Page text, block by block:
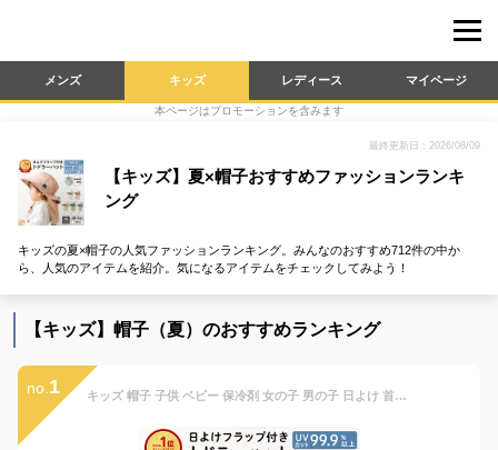
メンズ キッズ レディース マイページ
本ページはプロモーションを含みます
最終更新日：2026/08/09
【キッズ】夏×帽子おすすめファッションランキ
ング
キッズの夏×帽子の人気ファッションランキング。みんなのおすすめ712件の中か
ら、人気のアイテムを紹介。気になるアイテムをチェックしてみよう！
【キッズ】帽子（夏）のおすすめランキング
no. 1 キッズ 帽子 子供 ベビー 保冷剤 女の子 男の子 日よけ 首の後ろ ハット メッシュ おしゃれ 50cm 48cm 54cm UVカット99.9% 熱中症対策 撥水 収納袋一体型 日よけフラップ付き トドラーハット Viaggio+ ASOBO rv016